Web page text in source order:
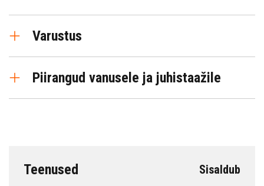
Soojendusega istmed
Päikeseenergial töötavad katused
Varustus
Kiirushoidik
Piirangud vanusele ja juhistaažile
Teenused Sisaldub